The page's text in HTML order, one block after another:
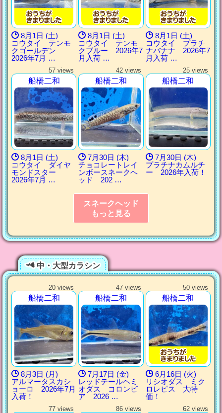
8月1日 (土)
コウタイ テンモ
クゴールデン
2026年7月 …
8月1日 (土)
コウタイ テンモ
クブルー 2026年7
月入荷 …
8月1日 (土)
コウタイ プラチ
ナバナナ 2026年7
月入荷 …
57 views
船橋二和
8月1日 (土)
コウタイ ダイヤ
モンドスター
2026年7月 …
42 views
船橋二和
7月30日 (木)
チョコレートレイ
ンボースネークヘ
ッド 202 …
25 views
船橋二和
7月30日 (木)
プラチナカムルチ
ー 2026年入荷！
スネークヘッド
もっと見る
中・大型カラシン
20 views
船橋二和
8月3日 (月)
アルマータスカシ
ョーロ 2026年7月
入荷！
47 views
船橋二和
7月17日 (金)
レッドテールヘミ
オダス コロンビ
ア 2026 …
50 views
船橋二和
6月16日 (火)
リシオダス ミク
ロレピス 大特
価！
77 views 86 views 62 views